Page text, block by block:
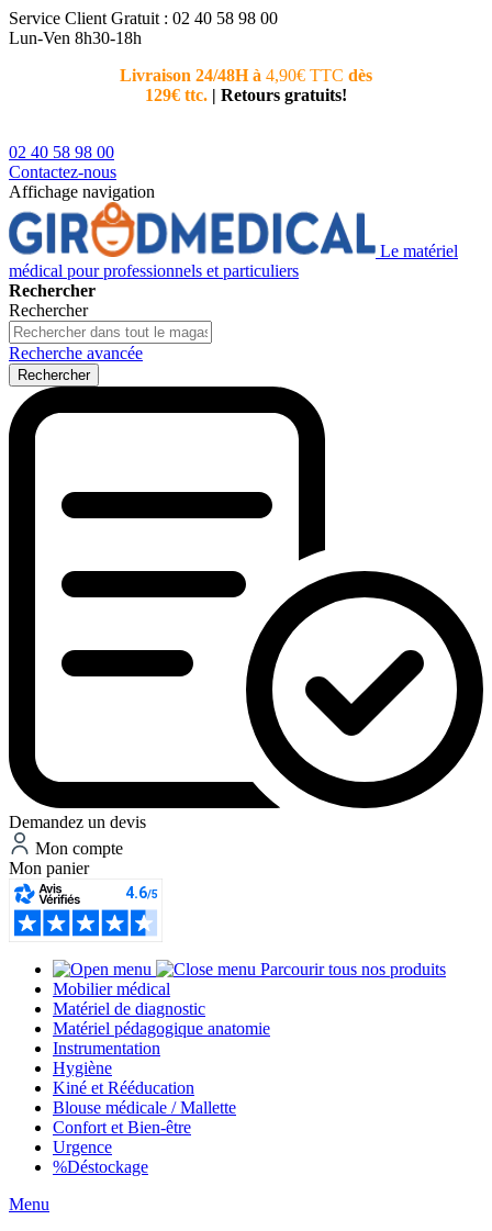
Service Client Gratuit : 02 40 58 98 00
Lun-Ven 8h30-18h
Livraison 24/48H à 4,90€ TTC dès
129€ ttc. | Retours gratuits!
02 40 58 98 00
Contactez-nous
Affichage navigation
Le matériel
médical pour professionnels et particuliers
Rechercher
Rechercher
Recherche avancée
Rechercher
Demandez un devis
Mon compte
Mon panier
Parcourir tous nos produits
Mobilier médical
Matériel de diagnostic
Matériel pédagogique anatomie
Instrumentation
Hygiène
Kiné et Rééducation
Blouse médicale / Mallette
Confort et Bien-être
Urgence
%Déstockage
Menu